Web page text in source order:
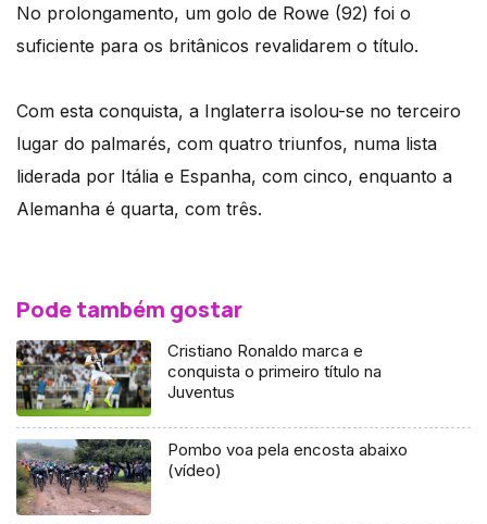
No prolongamento, um golo de Rowe (92) foi o
suficiente para os britânicos revalidarem o título.
Com esta conquista, a Inglaterra isolou-se no terceiro
lugar do palmarés, com quatro triunfos, numa lista
liderada por Itália e Espanha, com cinco, enquanto a
Alemanha é quarta, com três.
Pode também gostar
Cristiano Ronaldo marca e
conquista o primeiro título na
Juventus
Pombo voa pela encosta abaixo
(vídeo)